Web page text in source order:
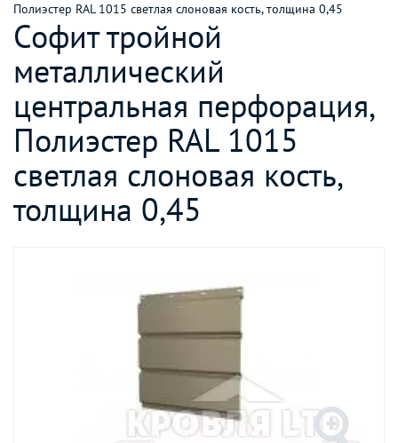
Полиэстер RAL 1015 светлая слоновая кость, толщина 0,45
Софит тройной
металлический
центральная перфорация,
Полиэстер RAL 1015
светлая слоновая кость,
толщина 0,45